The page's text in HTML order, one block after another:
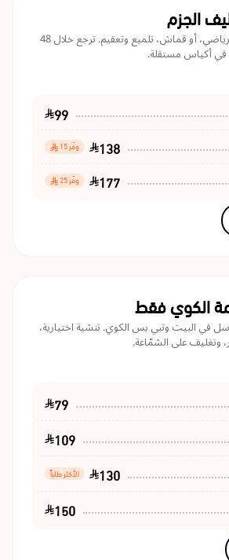
الجزم
جلد، رياضي، أو قماش، تلميع وتعقيم. ترجع خلال 48
أكياس مستقلة.
99
138 وفّر 15
177 وفّر 25
الكوي فقط
في البيت وتبي بس الكوي. تنشية اختيارية،
وتغليف على الشمّاعة.
79
109
130 الأكثر طلباً
150